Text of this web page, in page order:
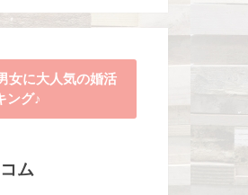
女に大人気の婚活
ング♪
ム